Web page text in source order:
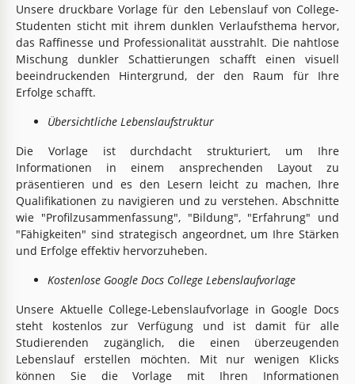
Unsere druckbare Vorlage für den Lebenslauf von College-
Studenten sticht mit ihrem dunklen Verlaufsthema hervor,
das Raffinesse und Professionalität ausstrahlt. Die nahtlose
Mischung dunkler Schattierungen schafft einen visuell
beeindruckenden Hintergrund, der den Raum für Ihre
Erfolge schafft.
Übersichtliche Lebenslaufstruktur
Die Vorlage ist durchdacht strukturiert, um Ihre
Informationen in einem ansprechenden Layout zu
präsentieren und es den Lesern leicht zu machen, Ihre
Qualifikationen zu navigieren und zu verstehen. Abschnitte
wie "Profilzusammenfassung", "Bildung", "Erfahrung" und
"Fähigkeiten" sind strategisch angeordnet, um Ihre Stärken
und Erfolge effektiv hervorzuheben.
Kostenlose Google Docs College Lebenslaufvorlage
Unsere Aktuelle College-Lebenslaufvorlage in Google Docs
steht kostenlos zur Verfügung und ist damit für alle
Studierenden zugänglich, die einen überzeugenden
Lebenslauf erstellen möchten. Mit nur wenigen Klicks
können Sie die Vorlage mit Ihren Informationen